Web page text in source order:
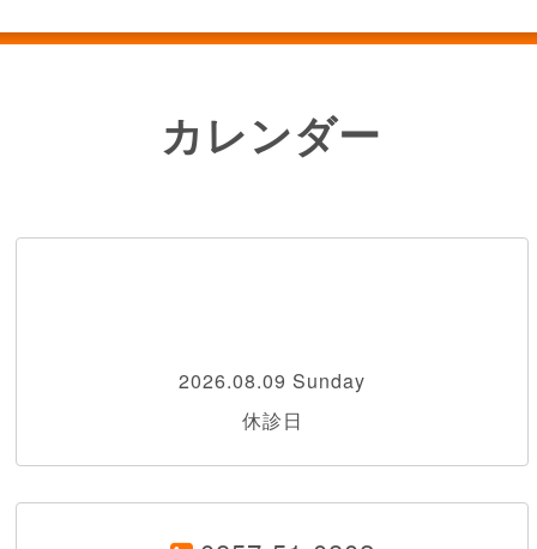
カレンダー
2026.08.09 Sunday
休診日